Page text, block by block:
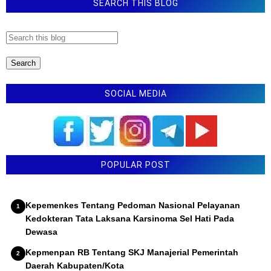
SEARCH THIS BLOG
SOCIAL MEDIA
POPULAR POST
Kepemenkes Tentang Pedoman Nasional Pelayanan
Kedokteran Tata Laksana Karsinoma Sel Hati Pada
Dewasa
Kepmenpan RB Tentang SKJ Manajerial Pemerintah
Daerah Kabupaten/Kota